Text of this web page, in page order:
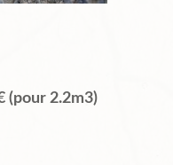
(pour 2.2m3)